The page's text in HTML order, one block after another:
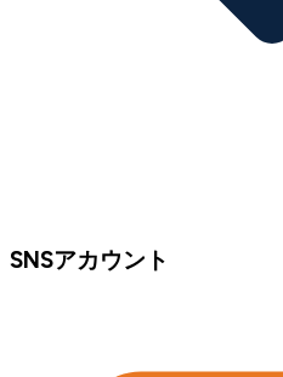
SNSアカウント